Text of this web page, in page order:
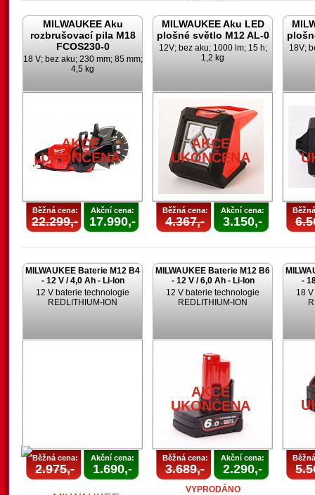
MILWAUKEE Aku
rozbrušovací pila M18
FCOS230-0
18 V; bez aku; 230 mm; 85 mm;
4,5 kg
AKCE
UKONČENA
Běžná cena:
22.299,-
Akční cena:
17.990,-
MILWAUKEE Aku LED
plošné světlo M12 AL-0
12V; bez aku; 1000 lm; 15 h;
1,2 kg
AKCE
UKONČENA
Běžná cena:
4.367,-
Akční cena:
3.150,-
18V;
MILWAUKEE Baterie M12 B4
- 12 V / 4,0 Ah - Li-Ion
12 V baterie technologie
REDLITHIUM-ION
Běžná cena:
2.975,-
Akční cena:
1.690,-
MILWAUKEE Baterie M12 B6
- 12 V / 6,0 Ah - Li-Ion
12 V baterie technologie
REDLITHIUM-ION
AKCE
UKONČENA
Běžná cena:
3.689,-
Akční cena:
2.290,-
VYPRODÁNO
-
18